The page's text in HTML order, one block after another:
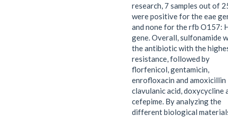
research, 7 samples out of
were positive for the eae
and none for the rfb O157:
gene. Overall, sulfonamide
the antibiotic with the
resistance, followed by
florfenicol, gentamicin,
enrofloxacin and amoxicillin
clavulanic acid, doxycycline
cefepime. By analyzing the
different biological